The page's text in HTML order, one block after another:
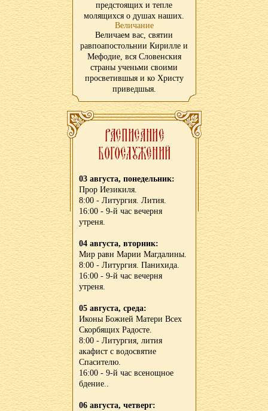
предстоящих и тепле
молящихся о душах наших.
Величание
Величаем вас, святии
равпоапостольнии Кирилле и
Мефодие, вся Словенския
страны ученьми своими
просветившыя и ко Христу
приведшыя.
03 августа, понедельник:
Прор Иезикиля.
8:00 - Литургия. Лития.
16:00 - 9-й час вечерня
утреня.
04 августа, вторник:
Мир равн Марии Магдалины.
8:00 - Литургия. Панихида.
16:00 - 9-й час вечерня
утреня.
05 августа, среда:
Иконы Божией Матери Всех
Скорбящих Радосте.
8:00 - Литургия, лития
акафист с водосвятие
Спасителю.
16:00 - 9-й час всенощное
бдение..
06 августа, четверг: